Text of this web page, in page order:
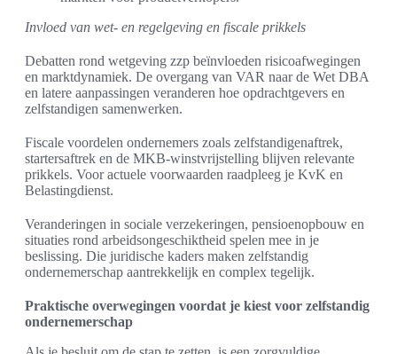
Invloed van wet- en regelgeving en fiscale prikkels
Debatten rond wetgeving zzp beïnvloeden risicoafwegingen
en marktdynamiek. De overgang van VAR naar de Wet DBA
en latere aanpassingen veranderen hoe opdrachtgevers en
zelfstandigen samenwerken.
Fiscale voordelen ondernemers zoals zelfstandigenaftrek,
startersaftrek en de MKB-winstvrijstelling blijven relevante
prikkels. Voor actuele voorwaarden raadpleeg je KvK en
Belastingdienst.
Veranderingen in sociale verzekeringen, pensioenopbouw en
situaties rond arbeidsongeschiktheid spelen mee in je
beslissing. Die juridische kaders maken zelfstandig
ondernemerschap aantrekkelijk en complex tegelijk.
Praktische overwegingen voordat je kiest voor zelfstandig
ondernemerschap